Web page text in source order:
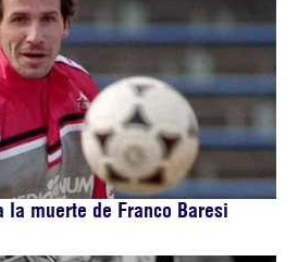
muerte de Franco Baresi